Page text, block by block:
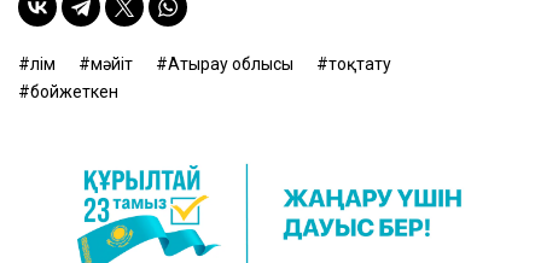
өлім мәйіт Атырау облысы
тоқтату
бойжеткен